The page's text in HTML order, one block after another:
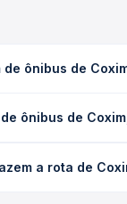
ônibus de
de tráfego. Na
ônibus de
Na Quero
a rota de